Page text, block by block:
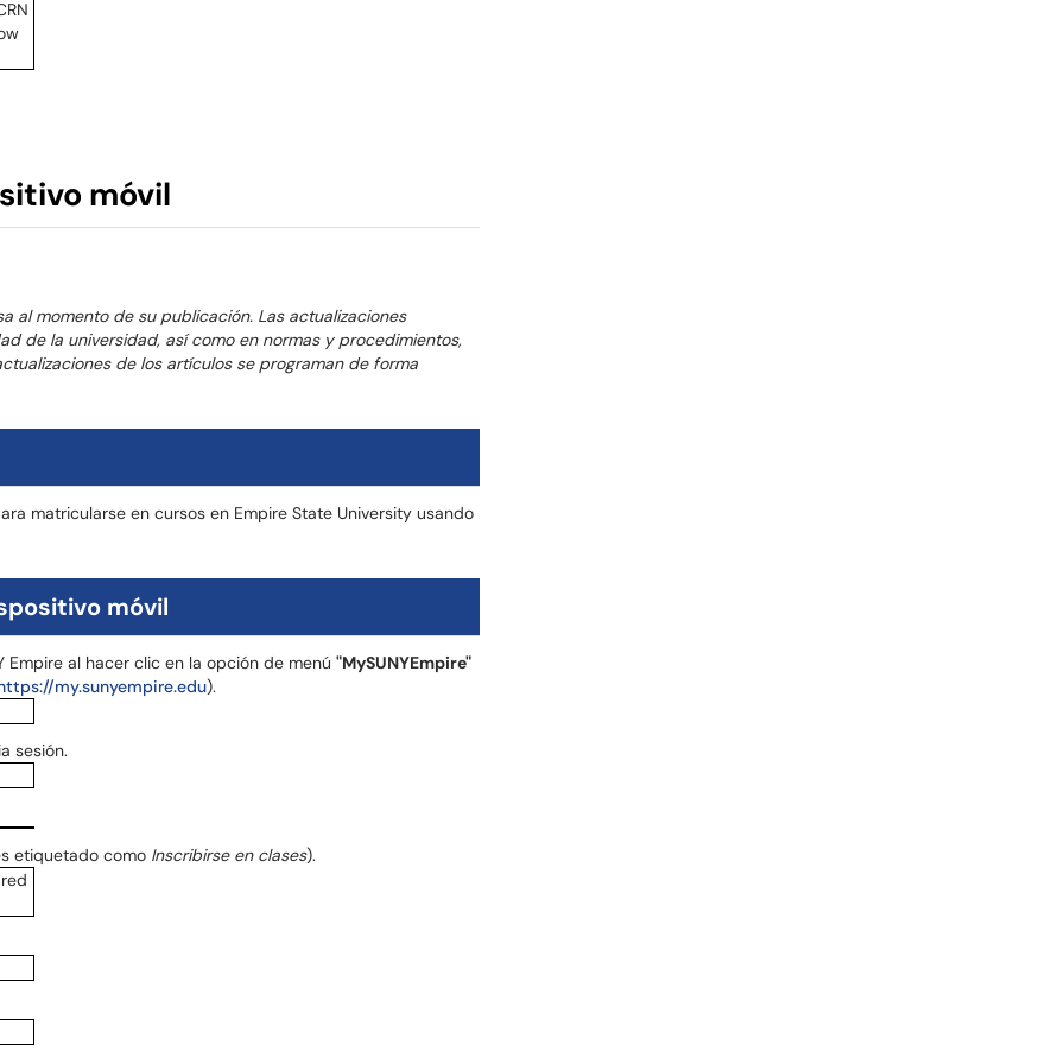
móvil
al momento de su publicación. Las actualizaciones
de la universidad, así como en normas y procedimientos,
de los artículos se programan de forma
matricularse en cursos en Empire State University usando
móvil
al hacer clic en la opción de menú "MySUNYEmpire"
my.sunyempire.edu).
sesión.
etiquetado como Inscribirse en clases).